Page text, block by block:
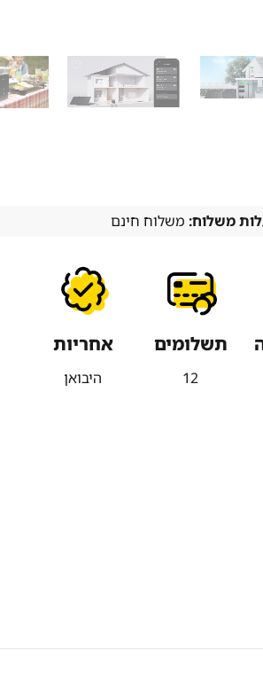
משלוח: משלוח חינם
תשלומים
12
אחריות
היבואן